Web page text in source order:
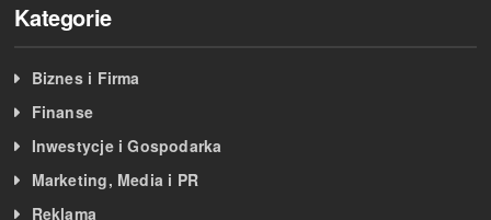
Kategorie
Biznes i Firma
Finanse
Inwestycje i Gospodarka
Marketing, Media i PR
Reklama